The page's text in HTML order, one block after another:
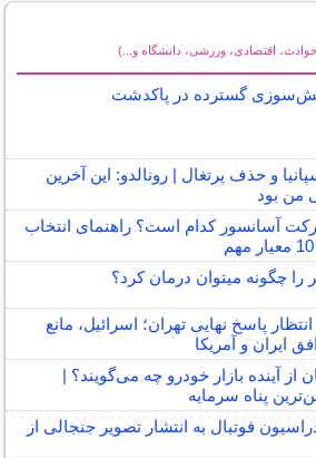
اقتصادی، ورزشی، دانشگاه و...)
گسترده در پاکدشت
و حذف پرتغال | رونالدو: این آخرین
من بود
آسانسور کدام است؟ راهنمای انتخاب
چگونه میتوان درمان کرد؟
پاسخ نهایی تهران؛ اسرائیل، مانع
ایران و آمریکا
از آینده بازار خودرو چه می‌گویند؟ |
پناه سرمایه
فوتبال به انتشار تصویر جنجالی از